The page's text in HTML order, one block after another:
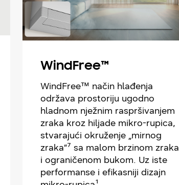
WindFree™
WindFree™ način hlađenja
održava prostoriju ugodno
hladnom nježnim raspršivanjem
zraka kroz hiljade mikro-rupica,
stvarajući okruženje „mirnog
zraka“⁷ sa malom brzinom zraka
i ograničenom bukom. Uz iste
performanse i efikasniji dizajn